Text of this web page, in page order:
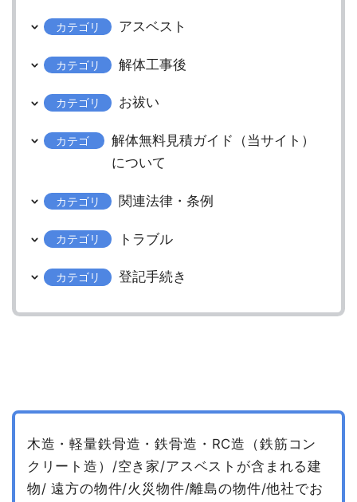
カテゴリ アスベスト
カテゴリ 解体工事後
カテゴリ お祓い
カテゴ
解体無料見積ガイド（当サイト）
について
カテゴリ 関連法律・条例
カテゴリ トラブル
カテゴリ 登記手続き
木造・軽量鉄骨造・鉄骨造・RC造（鉄筋コン
クリート造）/空き家/アスベストが含まれる建
物/ 遠方の物件/火災物件/離島の物件/他社でお